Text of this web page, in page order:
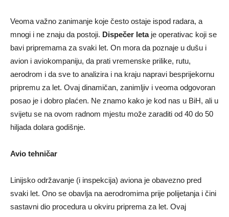
Veoma važno zanimanje koje često ostaje ispod radara, a
mnogi i ne znaju da postoji. Dispečer letaje operativac koji se
bavi pripremama za svaki let. On mora da poznaje u dušu i
avion i aviokompaniju, da prati vremenske prilike, rutu,
aerodrom i da sve to analizira i na kraju napravi besprijekornu
pripremu za let. Ovaj dinamičan, zanimljiv i veoma odgovoran
posao je i dobro plaćen. Ne znamo kako je kod nas u BiH, ali u
svijetu se na ovom radnom mjestu može zaraditi od 40 do 50
hiljada dolara godišnje.
Avio tehničar
Linijsko održavanje (i inspekcija) aviona je obavezno pred
svaki let. Ono se obavlja na aerodromima prije polijetanja i čini
sastavni dio procedura u okviru priprema za let. Ovaj